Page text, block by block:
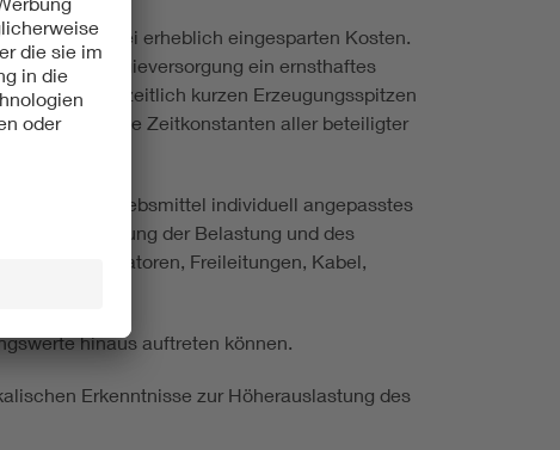
und dies bei erheblich eingesparten Kosten.
Energieversorgung ein ernsthaftes
denn die zeitlich kurzen Erzeugungsspitzen
müssen die Zeitkonstanten aller beteiligter
jedes Betriebsmittel individuell angepasstes
die Ermittlung der Belastung und des
Transformatoren, Freileitungen, Kabel,
hinaus auftreten können.
Erkenntnisse zur Höherauslastung des